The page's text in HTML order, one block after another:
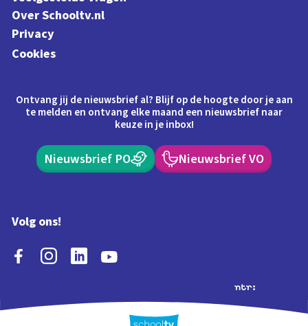
Over Schooltv.nl
Privacy
Cookies
Ontvang jij de nieuwsbrief al? Blijf op de hoogte door je aan
te melden en ontvang elke maand een nieuwsbrief naar
keuze in je inbox!
Nieuwsbrief PO Nieuwsbrief VO
Volg ons!